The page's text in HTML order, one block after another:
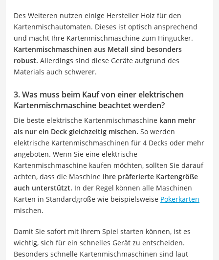
Des Weiteren nutzen einige Hersteller Holz für den
Kartenmischautomaten. Dieses ist optisch ansprechend
und macht Ihre Kartenmischmaschine zum Hingucker.
Kartenmischmaschinen aus Metall sind besonders
robust. Allerdings sind diese Geräte aufgrund des
Materials auch schwerer.
3. Was muss beim Kauf von einer elektrischen
Kartenmischmaschine beachtet werden?
Die beste elektrische Kartenmischmaschine kann mehr
als nur ein Deck gleichzeitig mischen. So werden
elektrische Kartenmischmaschinen für 4 Decks oder mehr
angeboten. Wenn Sie eine elektrische
Kartenmischmaschine kaufen möchten, sollten Sie darauf
achten, dass die Maschine Ihre präferierte Kartengröße
auch unterstützt. In der Regel können alle Maschinen
Karten in Standardgröße wie beispielsweise Pokerkarten
mischen.
Damit Sie sofort mit Ihrem Spiel starten können, ist es
wichtig, sich für ein schnelles Gerät zu entscheiden.
Besonders schnelle Kartenmischmaschinen sind laut